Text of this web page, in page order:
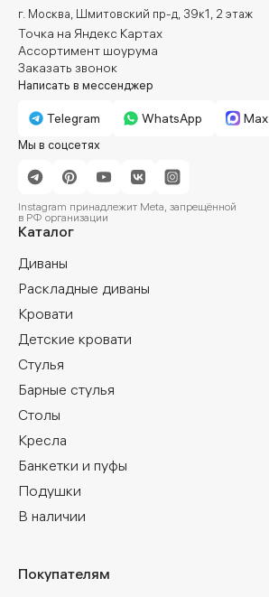
Кресла на деревянных ножках
Кресла с подлокотниками
г. Москва, Шмитовский пр-д, 39к1, 2 этаж
Точка на Яндекс Картах
Ассортимент шоурума
Заказать звонок
Написать в мессенджер
Telegram WhatsApp Max
Мы в соцсетях
Instagram принадлежит Meta, запрещённой
в РФ организации
Каталог
Диваны
Раскладные диваны
Кровати
Детские кровати
Стулья
Барные стулья
Столы
Кресла
Банкетки и пуфы
Подушки
В наличии
Покупателям